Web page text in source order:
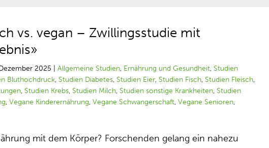
vs. vegan – Zwillingsstudie mit
2025 |Allgemeine Studien, Ernährung und Gesundheit, Studien
Bluthochdruck, Studien Diabetes, Studien Eier, Studien Fisch, Studien Fleisch,
, Studien Krebs, Studien Milch, Studien sonstige Krankheiten, Studien
,Vegane Kinderernährung,Vegane Schwangerschaft,Vegane Senioren,
mit dem Körper? Forschenden gelang ein nahezu